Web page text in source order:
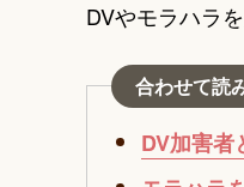
DVやモラハラ
合わせて読
DV加害者